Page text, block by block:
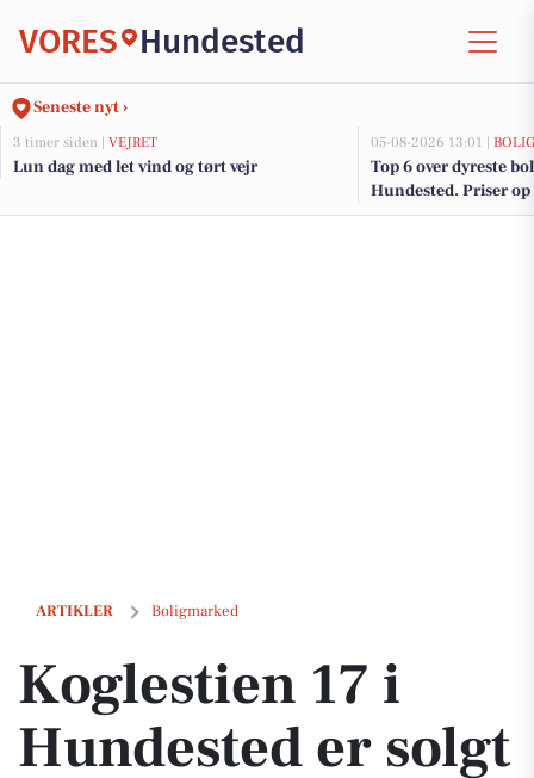
VORES Hundested
Seneste nyt ›
3 timer siden | VEJRET
Lun dag med let vind og tørt vejr
05-08-2026 13:01 |
Top 6 over dyreste
Hundested. Priser
ARTIKLER Boligmarked
Koglestien 17 i Hundested er solgt for 4.825.000 - se køberen og 8
Koglestien 17 i
Hundested er solgt